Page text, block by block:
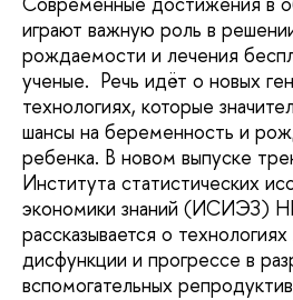
играют важную роль в
рождаемости и лечения
ученые. Речь идёт о новых
технологиях, которые
шансы на беременность и
ребенка. В новом выпуске
Института статистических
экономики знаний (ИСИЭЗ)
рассказывается о
дисфункции и прогрессе в
вспомогательных